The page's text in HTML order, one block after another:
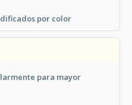
por color
para mayor